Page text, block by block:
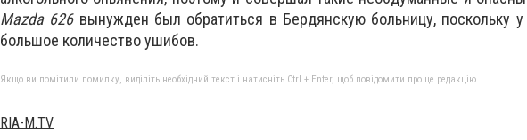
Mazda 626вынужден был обратиться в Бердянскую больницу, поскольку у
большое количество ушибов.
Якщо ви помітили помилку, виділіть необхідний текст і натисніть Ctrl + Enter, щоб повідомити про це редакцію
RIA-M.TV